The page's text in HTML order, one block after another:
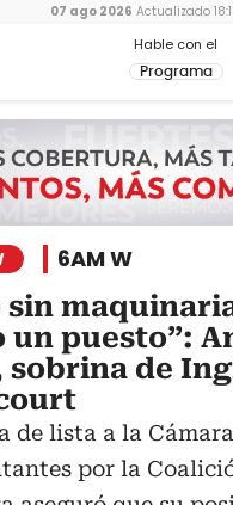
Hable con el
Programa
07 ago 2026 Actualizado
6AM W
sin
un puesto”:
sobrina de
de lista a la
por la